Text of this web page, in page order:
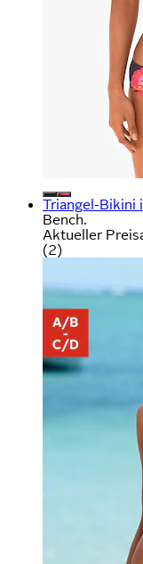
Triangel-Bikini
Bench.
Aktueller Preis
(2)